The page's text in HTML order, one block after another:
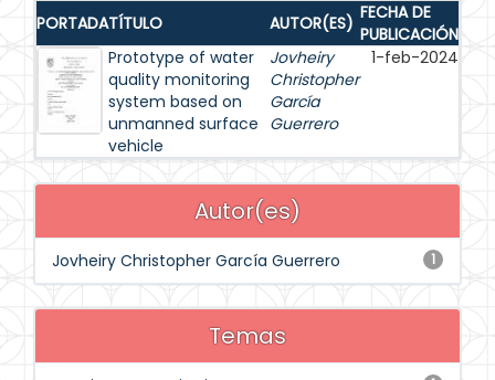
PORTADATÍTULO AUTOR(ES) FECHA DE
PUBLICACIÓN
Prototype of water
quality monitoring
system based on
unmanned surface
vehicle
Jovheiry
Christopher
García
Guerrero
1-feb-2024
Autor(es)
1
Jovheiry Christopher García Guerrero
Temas